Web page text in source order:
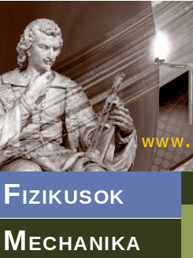
Fizikusok
Mechanika